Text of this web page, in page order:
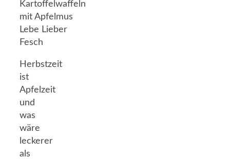
Herbstzeit
ist
Apfelzeit
und
was
wäre
leckerer
als